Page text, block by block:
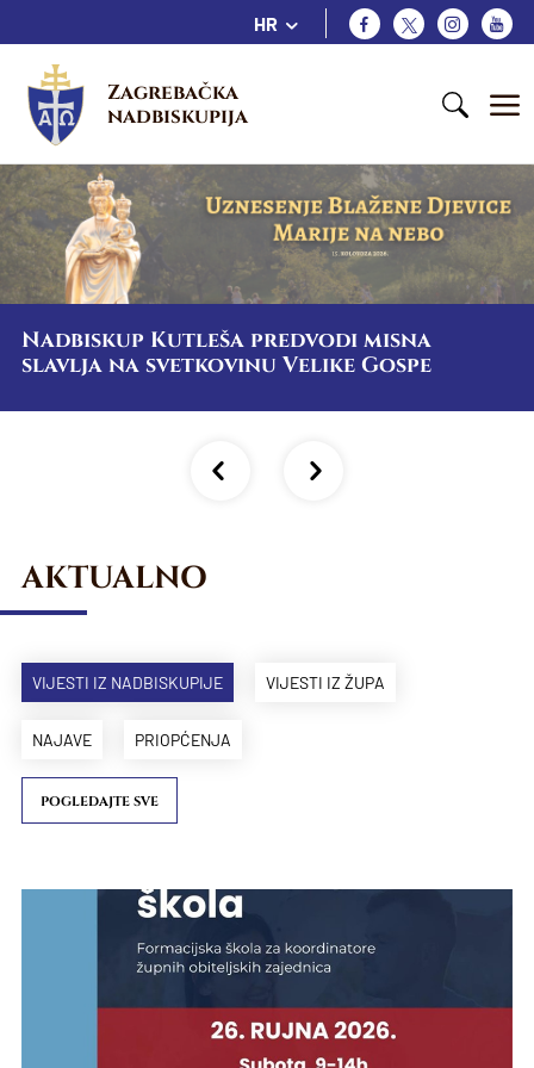
HR
Zagrebačka
nadbiskupija
Nadbiskup Kutleša predvodi misna
slavlja na svetkovinu Velike Gospe
AKTUALNO
VIJESTI IZ NADBISKUPIJE VIJESTI IZ ŽUPA
NAJAVE PRIOPĆENJA
POGLEDAJTE SVE